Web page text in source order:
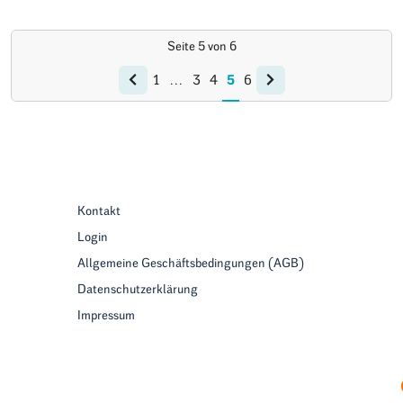
Seite 5von 6
1 … 3 4 5 6
Kontakt
Login
Allgemeine Geschäftsbedingungen (AGB)
Datenschutzerklärung
Impressum